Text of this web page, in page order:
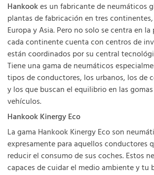
Hankookes un fabricante de neumáticos
plantas de fabricación en tres
Europa y Asia. Pero no solo se centra en
cada continente cuenta con centros de
están coordinados por su central
Tiene una gama de neumáticos
tipos de conductores, los urbanos, los de
y los que buscan el equilibrio en las
vehículos.
Hankook Kinergy Eco
La gama Hankook Kinergy Eco son
expresamente para aquellos conductores
reducir el consumo de sus coches. Estos
capaces de cuidar el medio ambiente y tu